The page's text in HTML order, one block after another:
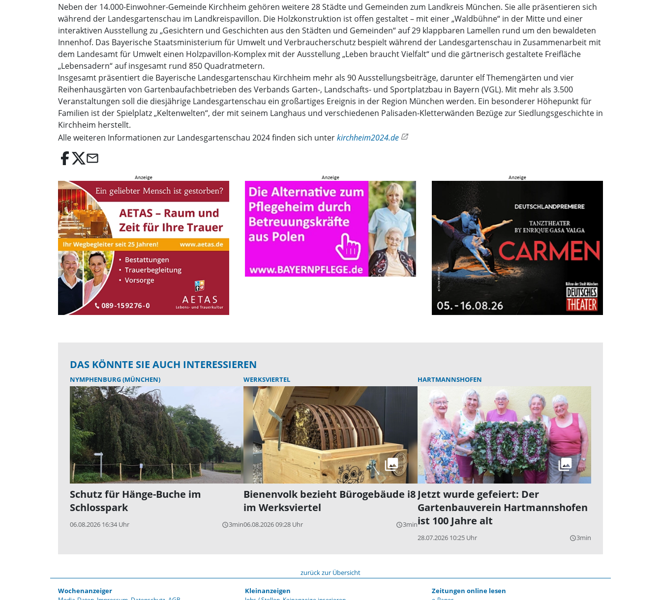
Neben der 14.000-Einwohner-Gemeinde Kirchheim gehören weitere 28 Städte und Gemeinden zum Landkreis München. Sie alle präsentieren sich
während der Landesgartenschau im Landkreispavillon. Die Holzkonstruktion ist offen gestaltet – mit einer „Waldbühne“ in der Mitte und einer
interaktiven Ausstellung zu „Gesichtern und Geschichten aus den Städten und Gemeinden“ auf 29 klappbaren Lamellen rund um den bewaldeten
Innenhof. Das Bayerische Staatsministerium für Umwelt und Verbraucherschutz bespielt während der Landesgartenschau in Zusammenarbeit mit
dem Landesamt für Umwelt einen Holzpavillon-Komplex mit der Ausstellung „Leben braucht Vielfalt“ und die gärtnerisch gestaltete Freifläche
„Lebensadern“ auf insgesamt rund 850 Quadratmetern.
Insgesamt präsentiert die Bayerische Landesgartenschau Kirchheim mehr als 90 Ausstellungsbeiträge, darunter elf Themengärten und vier
Reihenhausgärten von Gartenbaufachbetrieben des Verbands Garten-, Landschafts- und Sportplatzbau in Bayern (VGL). Mit mehr als 3.500
Veranstaltungen soll die diesjährige Landesgartenschau ein großartiges Ereignis in der Region München werden. Ein besonderer Höhepunkt für
Familien ist der Spielplatz „Keltenwelten“, der mit seinem Langhaus und verschiedenen Palisaden-Kletterwänden Bezüge zur Siedlungsgeschichte in
Kirchheim herstellt.
Alle weiteren Informationen zur Landesgartenschau 2024 finden sich unterkirchheim2024.de
email
DAS KÖNNTE SIE AUCH INTERESSIEREN
NYMPHENBURG (MÜNCHEN)
Schutz für Hänge-Buche im
Schlosspark
06.08.2026 16:34 Uhr query_builder3min
WERKSVIERTEL
Bienenvolk bezieht Bürogebäude i8
im Werksviertel
06.08.2026 09:28 Uhr query_builder3min
HARTMANNSHOFEN
Jetzt wurde gefeiert: Der
Gartenbauverein Hartmannshofen
ist 100 Jahre alt
28.07.2026 10:25 Uhr query_builder3min
zurück zur Übersicht
Wochenanzeiger Kleinanzeigen Zeitungen online lesen